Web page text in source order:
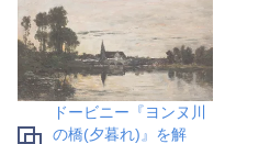
ドービニー『ヨンヌ川
の橋(夕暮れ)』を解